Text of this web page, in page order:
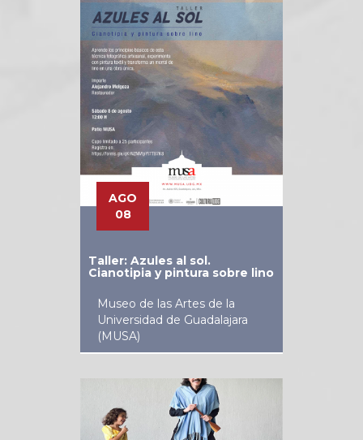
AGO
08
Taller: Azules al sol.
Cianotipia y pintura sobre lino
Museo de las Artes de la
Universidad de Guadalajara
(MUSA)